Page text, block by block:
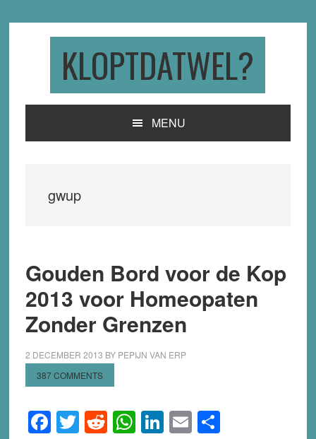
KLOPTDATWEL?
MENU
gwup
Gouden Bord voor de Kop
2013 voor Homeopaten
Zonder Grenzen
2 DECEMBER 2013 BY PEPIJN VAN ERP
387 COMMENTS
Facebook
Twitter
Reddit
WhatsApp
LinkedIn
EmailShare